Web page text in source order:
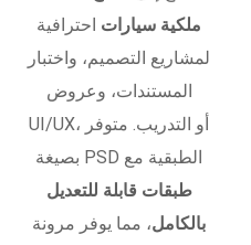
ملكية سيارات احترافية
لمشاريع التصميم، واختبار
المستندات، وعروض
UI/UX، أو التدريب. متوفر
بصيغة PSD الطبقية مع
طبقات قابلة للتعديل
بالكامل، مما يوفر مرونة